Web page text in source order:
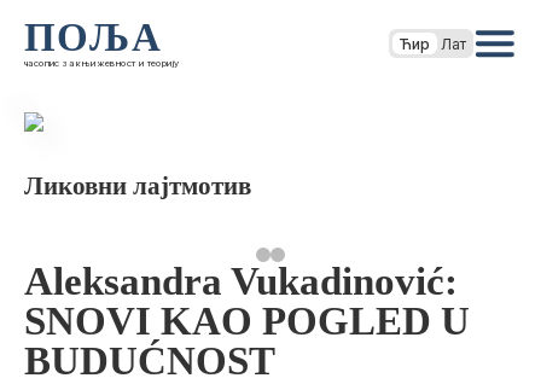
ПОЉА
часопис за књижевност и теорију
Ћир Лат
Ликовни лајтмотив
Aleksandra Vukadinović:
SNOVI KAO POGLED U
BUDUĆNOST